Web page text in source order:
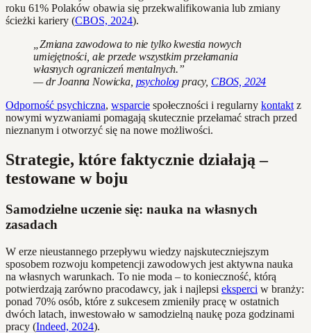
roku 61% Polaków obawia się przekwalifikowania lub zmiany
ścieżki kariery (CBOS, 2024).
„Zmiana zawodowa to nie tylko kwestia nowych
umiejętności, ale przede wszystkim przełamania
własnych ograniczeń mentalnych.”
— dr Joanna Nowicka, psycholog pracy, CBOS, 2024
Odporność psychiczna, wsparcie społeczności i regularny kontakt z
nowymi wyzwaniami pomagają skutecznie przełamać strach przed
nieznanym i otworzyć się na nowe możliwości.
Strategie, które faktycznie działają –
testowane w boju
Samodzielne uczenie się: nauka na własnych
zasadach
W erze nieustannego przepływu wiedzy najskuteczniejszym
sposobem rozwoju kompetencji zawodowych jest aktywna nauka
na własnych warunkach. To nie moda – to konieczność, którą
potwierdzają zarówno pracodawcy, jak i najlepsi eksperci w branży:
ponad 70% osób, które z sukcesem zmieniły pracę w ostatnich
dwóch latach, inwestowało w samodzielną naukę poza godzinami
pracy (Indeed, 2024).